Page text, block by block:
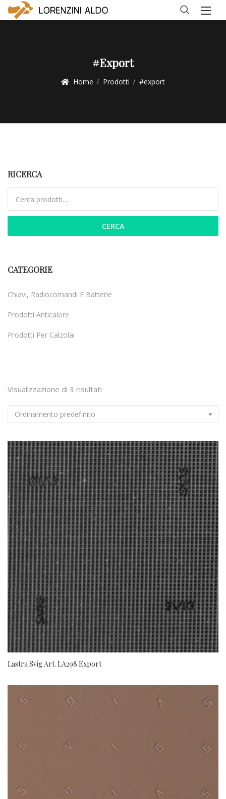
#export
Home Prodotti #export
RICERCA
CERCA
CATEGORIE
Chiavi, Radiocomandi E Batterie
Prodotti Anticalore
Prodotti Per Calzolai
Visualizzazione di 3 risultati
Ordinamento predefinito
Lastra Svig Art. LA298 Export